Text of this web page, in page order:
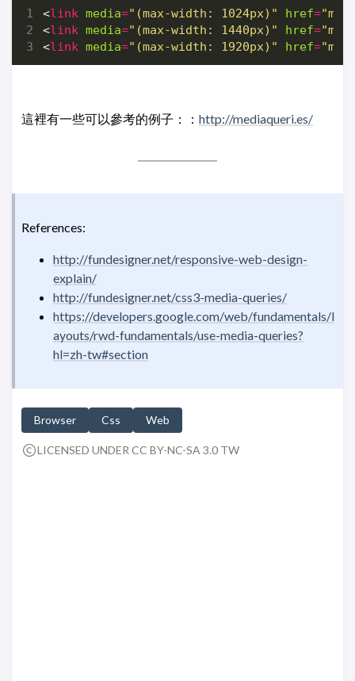
<link media="(max-width: 1024px)" href=
<link media="(max-width: 1440px)" href=
<link media="(max-width: 1920px)" href=
這裡有一些可以參考的例子：： http://mediaqueri.es/
References:
http://fundesigner.net/responsive-web-design-
explain/
http://fundesigner.net/css3-media-queries/
https://developers.google.com/web/fundamentals/l
ayouts/rwd-fundamentals/use-media-queries?
hl=zh-tw#section
Browser Css Web
LICENSED UNDER CC BY-NC-SA 3.0 TW